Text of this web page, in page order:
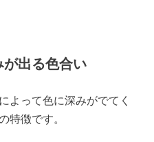
が出る色合い
よって色に深みがでてく
特徴です。